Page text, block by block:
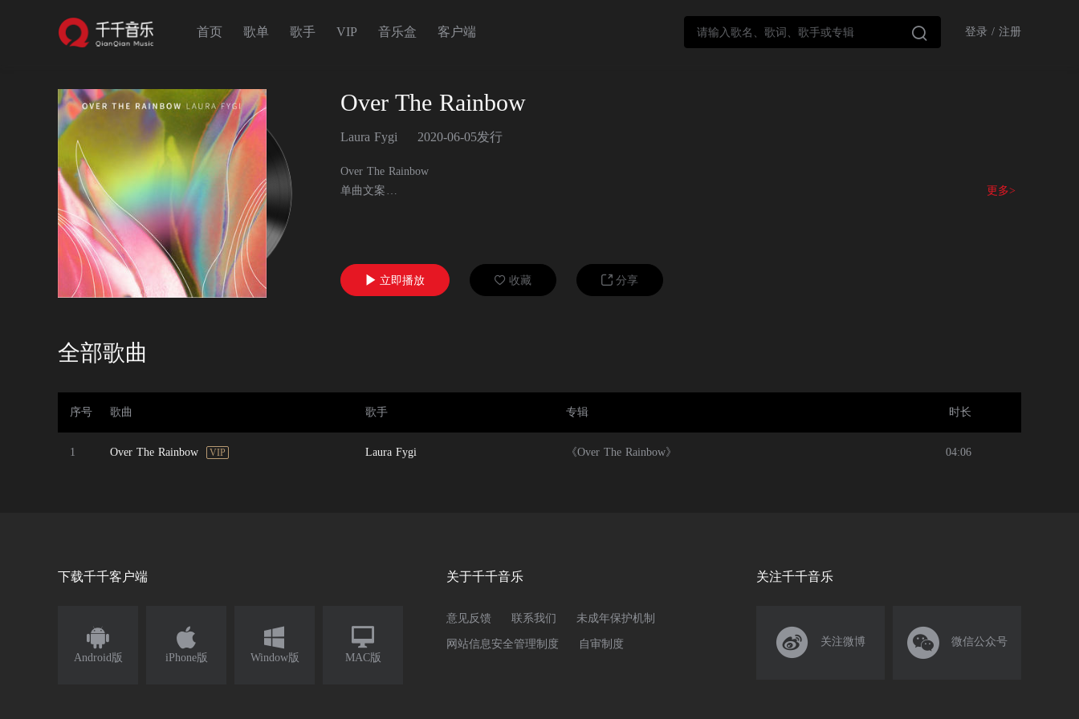
首页 歌单 歌手 VIP 音乐盒 客户端  登录 / 注册
Over The Rainbow
Laura Fygi 2020-06-05发行
Over The Rainbow
单曲文案
“Somewhere over the rainbow way up high（彩虹之上，有个高高的地方）。”这首非常经典的爵士乐作品，旋律简单，意境朦胧，不仅在多
部电影中作为插曲出现，而且也是原版童话电影《绿野仙踪》的主题曲，陪伴了一代又一代人的童年，也被一代代人不断演绎。Laura Fygi
更多>
 立即播放  收藏  分享
全部歌曲
序号 歌曲 歌手 专辑 时长
1 Over The Rainbow VIP Laura Fygi 《Over The Rainbow》 04:06
下载千千客户端

Android版

iPhone版

Window版

MAC版
关于千千音乐
意见反馈 联系我们 未成年保护机制
网站信息安全管理制度 自审制度
关注千千音乐
 关注微博  微信公众号